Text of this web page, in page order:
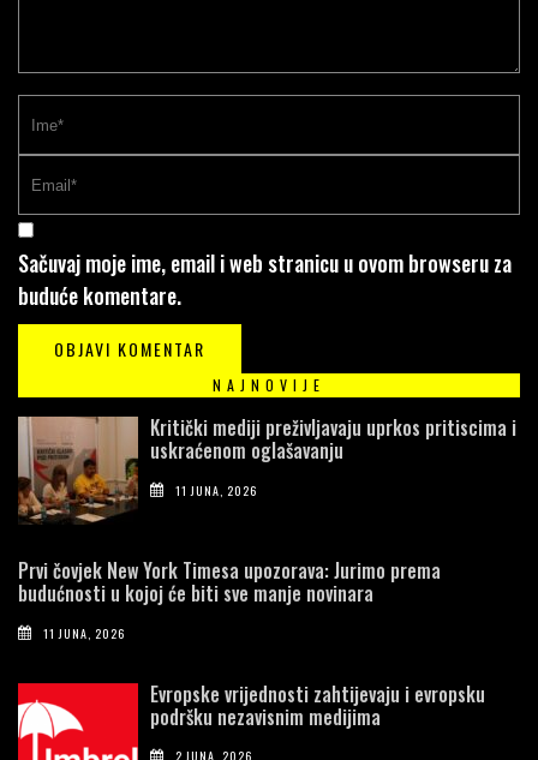
Sačuvaj moje ime, email i web stranicu u ovom browseru za
buduće komentare.
NAJNOVIJE
Kritički mediji preživljavaju uprkos pritiscima i
uskraćenom oglašavanju
11 JUNA, 2026
Prvi čovjek New York Timesa upozorava: Jurimo prema
budućnosti u kojoj će biti sve manje novinara
11 JUNA, 2026
Evropske vrijednosti zahtijevaju i evropsku
podršku nezavisnim medijima
2 JUNA, 2026